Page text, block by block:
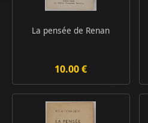
La pensée de Renan
10.00 €